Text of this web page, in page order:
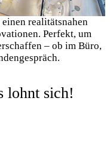
realitätsnahen
Perfekt, um
– ob im Büro,
lohnt sich!